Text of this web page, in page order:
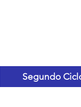
Segundo